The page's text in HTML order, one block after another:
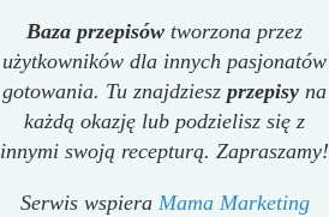
Baza przepisów tworzona przez
użytkowników dla innych pasjonatów
gotowania. Tu znajdziesz przepisy na
każdą okazję lub podzielisz się z
innymi swoją recepturą. Zapraszamy!
Serwis wspiera Mama Marketing